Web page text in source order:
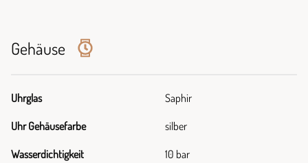
Gehäuse
Uhrglas Saphir
Uhr Gehäusefarbe silber
Wasserdichtigkeit 10 bar